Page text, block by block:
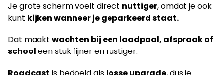
Je grote scherm voelt direct nuttiger, omdat je ook
kunt kijken wanneer je geparkeerd staat.
Dat maakt wachten bij een laadpaal, afspraak of
school een stuk fijner en rustiger.